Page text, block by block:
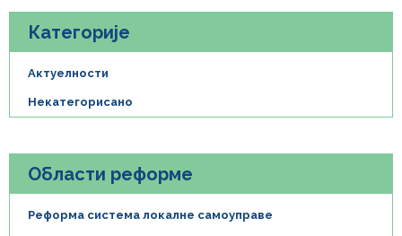
Категорије
Актуелности
Некатегорисано
Области реформе
Реформа система локалне самоуправе